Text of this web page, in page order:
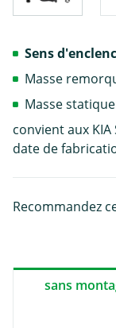
Sens
Masse
Masse
convient aux KIA
date de
Recommandez
sans